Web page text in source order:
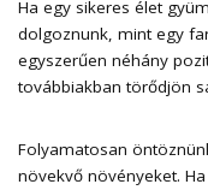
Ha egy sikeres élet
dolgoznunk, mint egy
egyszerűen néhány
továbbiakban törődjön
Folyamatosan
növekvő növényeket.